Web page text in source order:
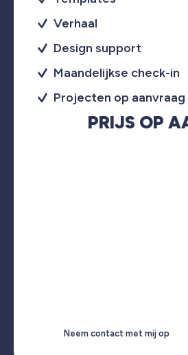
Verhaal
Design support
Maandelijkse check-in
Projecten op aanvraag
PRIJS OP
Neem contact met mij op